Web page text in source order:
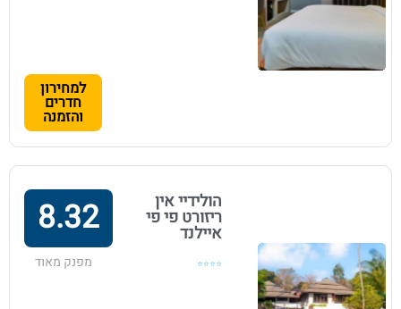
למחירון
חדרים
והזמנה
הולידיי אין
ריזורט פי פי
איילנד
⭐⭐⭐⭐
8.32
מפנק מאוד